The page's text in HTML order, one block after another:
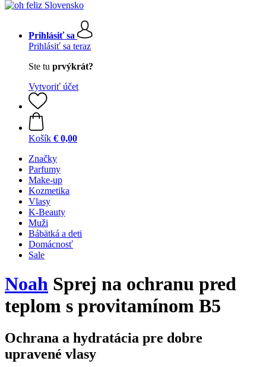
Prihlásiť sa
Prihlásiť sa teraz
Ste tu prvýkrát?
Vytvoriť účet
Košík € 0,00
Značky
Parfumy
Make-up
Kozmetika
Vlasy
K-Beauty
Muži
Bábätká a deti
Domácnosť
Sale
Noah Sprej na ochranu pred
teplom s provitamínom B5
Ochrana a hydratácia pre dobre
upravené vlasy